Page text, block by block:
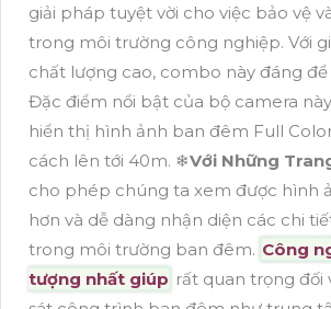
giải pháp tuyệt vời cho việc bảo vệ
trong môi trường công nghiệp. Với
chất lượng cao, combo này đáng để
Đặc điểm nổi bật của bộ camera
hiển thị hình ảnh ban đêm Full
cách lên tới 40m. ❄Với Những
cho phép chúng ta xem được hình
hơn và dễ dàng nhận diện các chi
trong môi trường ban đêm. Công
tượng nhất giúp rất quan trọng đối